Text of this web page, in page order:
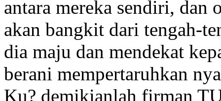
antara mereka sendiri, dan
akan bangkit dari tengah-
dia maju dan mendekat
berani mempertaruhkan
Ku? demikianlah firman